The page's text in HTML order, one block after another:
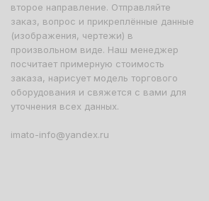
второе направление. Отправляйте
заказ, вопрос и прикреплённые данные
(изображения, чертежи) в
произвольном виде. Наш менеджер
посчитает примерную стоимость
заказа, нарисует модель торгового
оборудования и свяжется с вами для
уточнения всех данных.
imato-info@yandex.ru